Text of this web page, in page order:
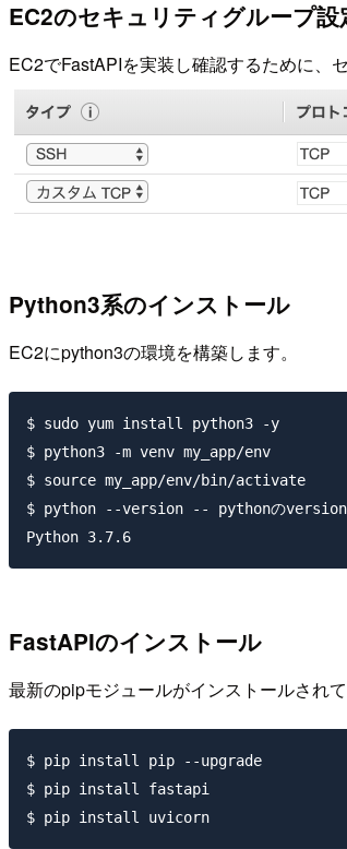
EC2のセキュリティグループ設
EC2でFastAPIを実装し確認するために、
Python3系のインストール
EC2にpython3の環境を構築します。
$ sudo yum install python3 -y
$ python3 -m venv my_app/env
$ source my_app/env/bin/activate
$ python --version -- pythonのversion
FastAPIのインストール
最新のpipモジュールがインストールされ
$ pip install pip --upgrade
$ pip install fastapi